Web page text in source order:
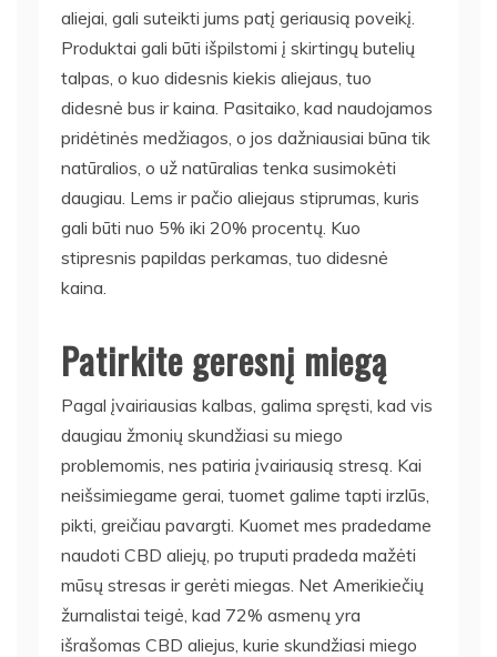
aliejai, gali suteikti jums patį geriausią poveikį.
Produktai gali būti išpilstomi į skirtingų butelių
talpas, o kuo didesnis kiekis aliejaus, tuo
didesnė bus ir kaina. Pasitaiko, kad naudojamos
pridėtinės medžiagos, o jos dažniausiai būna tik
natūralios, o už natūralias tenka susimokėti
daugiau. Lems ir pačio aliejaus stiprumas, kuris
gali būti nuo 5% iki 20% procentų. Kuo
stipresnis papildas perkamas, tuo didesnė
kaina.
Patirkite geresnį miegą
Pagal įvairiausias kalbas, galima spręsti, kad vis
daugiau žmonių skundžiasi su miego
problemomis, nes patiria įvairiausią stresą. Kai
neišsimiegame gerai, tuomet galime tapti irzlūs,
pikti, greičiau pavargti. Kuomet mes pradedame
naudoti CBD aliejų, po truputi pradeda mažėti
mūsų stresas ir gerėti miegas. Net Amerikiečių
žurnalistai teigė, kad 72% asmenų yra
išrašomas CBD aliejus, kurie skundžiasi miego